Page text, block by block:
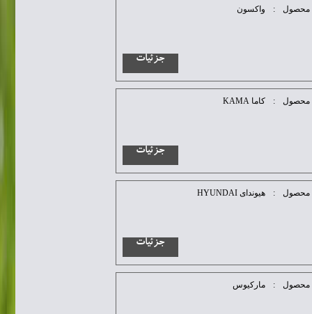
محصول : واکسون
جزئیات
محصول : کاما KAMA
جزئیات
محصول : هیوندای HYUNDAI
جزئیات
محصول : مارکیوس